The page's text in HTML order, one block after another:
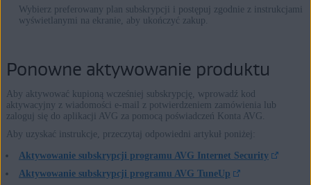
Wybierz preferowany plan subskrypcji i postępuj zgodnie z instrukcjami
wyświetlanymi na ekranie, aby ukończyć zakup.
Ponowne aktywowanie produktu
Aby aktywować kupioną wcześniej subskrypcję, wprowadź kod
aktywacyjny z wiadomości e-mail z potwierdzeniem zamówienia lub
zaloguj się do aplikacji AVG za pomocą poświadczeń Konta AVG.
Aby uzyskać instrukcje, przeczytaj odpowiedni artykuł poniżej:
Aktywowanie subskrypcji programu AVG Internet Security
Aktywowanie subskrypcji programu AVG TuneUp